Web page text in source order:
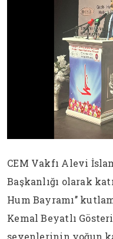
CEM Vakfı Alevi
Başkanlığı olarak
Hum Bayramı’’
Kemal Beyatlı
sevenlerinin yoğun